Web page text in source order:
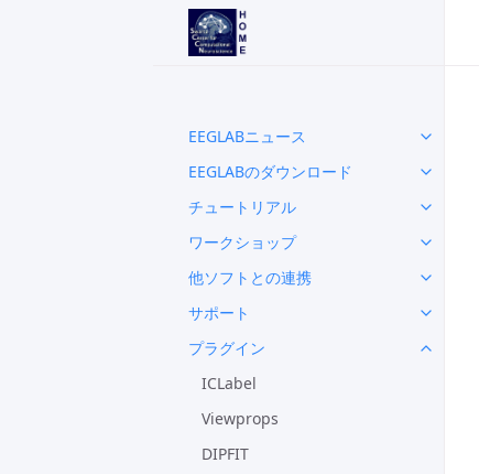
EEGLABニュース
EEGLABのダウンロード
チュートリアル
ワークショップ
他ソフトとの連携
サポート
プラグイン
ICLabel
Viewprops
DIPFIT